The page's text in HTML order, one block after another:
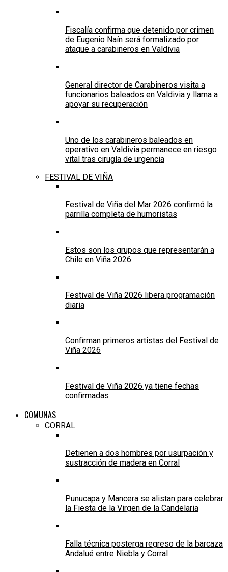
Fiscalía confirma que detenido por crimen
de Eugenio Naín será formalizado por
ataque a carabineros en Valdivia
General director de Carabineros visita a
funcionarios baleados en Valdivia y llama a
apoyar su recuperación
Uno de los carabineros baleados en
operativo en Valdivia permanece en riesgo
vital tras cirugía de urgencia
FESTIVAL DE VIÑA
Festival de Viña del Mar 2026 confirmó la
parrilla completa de humoristas
Estos son los grupos que representarán a
Chile en Viña 2026
Festival de Viña 2026 libera programación
diaria
Confirman primeros artistas del Festival de
Viña 2026
Festival de Viña 2026 ya tiene fechas
confirmadas
COMUNAS
CORRAL
Detienen a dos hombres por usurpación y
sustracción de madera en Corral
Punucapa y Mancera se alistan para celebrar
la Fiesta de la Virgen de la Candelaria
Falla técnica posterga regreso de la barcaza
Andalué entre Niebla y Corral